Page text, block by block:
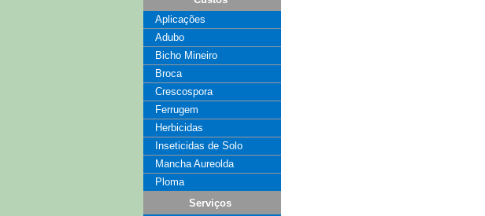
Aplicações
Adubo
Bicho Mineiro
Broca
Crescospora
Ferrugem
Herbicidas
Inseticidas de Solo
Mancha Aureolda
Ploma
Serviços